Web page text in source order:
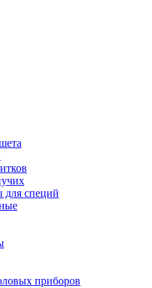
для специй
приборов